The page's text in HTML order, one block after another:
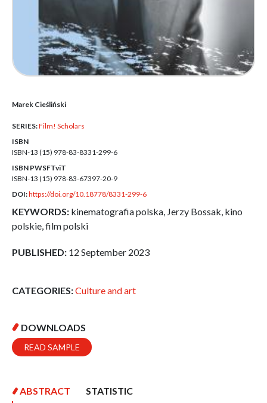
Marek Cieśliński
SERIES:Film! Scholars
ISBN
ISBN-13 (15) 978-83-8331-299-6
ISBN PWSFTviT
ISBN-13 (15) 978-83-67397-20-9
DOI:https://doi.org/10.18778/8331-299-6
KEYWORDS: kinematografia polska, Jerzy Bossak, kino
polskie, film polski
PUBLISHED: 12 September 2023
CATEGORIES:Culture and art
DOWNLOADS
READ SAMPLE
ABSTRACT
STATISTIC